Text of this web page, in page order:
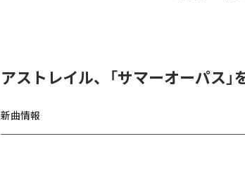
アストレイル、「サマーオーパス」
新曲情報